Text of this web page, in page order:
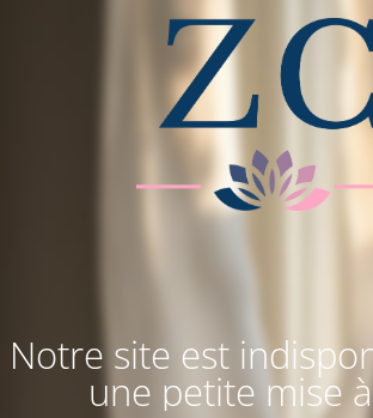
Notre site est
une petite mise